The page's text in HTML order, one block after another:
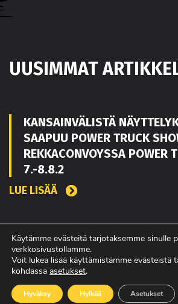
UUSIMMAT
KANSAINVÄLISTÄ
SAAPUU POWER TRUCK
REKKACONVOYSSA POWER
7.-8.8.2
LUE LISÄÄ
TOUKO KAAKKO
MYYNTIÄ PIRKANMAALLA
LUE LISÄÄ
Käytämme evästeitä tarjotaksemme sinulle
verkkosivustollamme.
Voit lukea lisää käyttämistämme evästeistä
kohdassa asetukset.
Hyväksy Hylkää Asetukset